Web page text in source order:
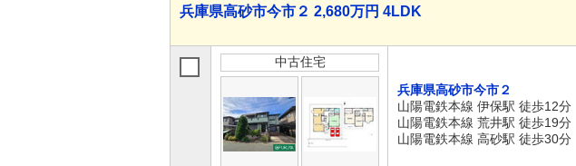
兵庫県高砂市今市２ 2,680万円 4LDK
中古住宅
兵庫県高砂市今市２
山陽電鉄本線 伊保駅 徒歩12分
山陽電鉄本線 荒井駅 徒歩19分
山陽電鉄本線 高砂駅 徒歩30分